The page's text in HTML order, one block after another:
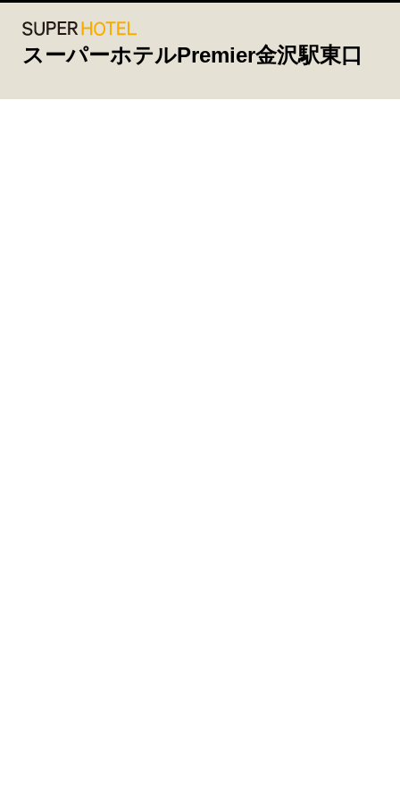
スーパーホテルPremier金沢駅東口